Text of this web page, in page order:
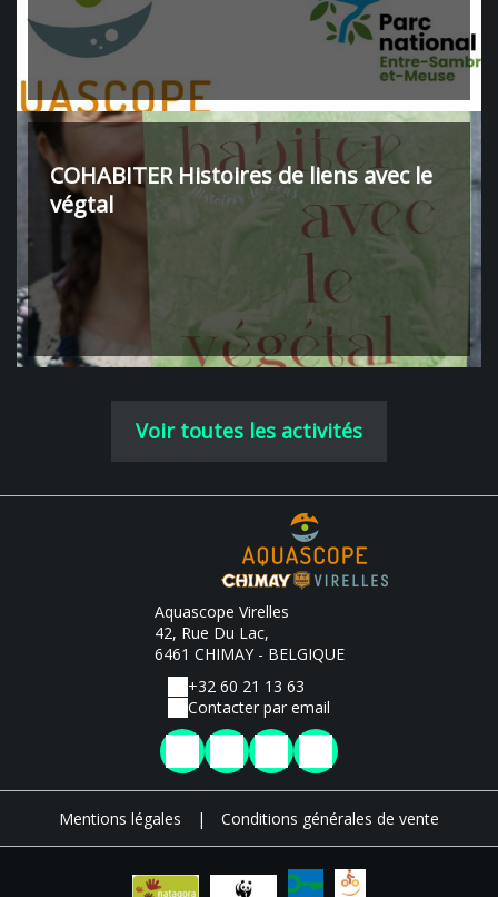
COHABITER Histoires de liens avec le
végtal
Voir toutes les activités
Aquascope Virelles
42, Rue Du Lac,
6461 CHIMAY - BELGIQUE
+32 60 21 13 63
Contacter par email
Mentions légales | Conditions générales de vente